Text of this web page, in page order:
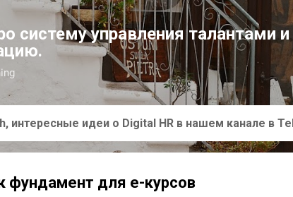
К основному контенту
систему управления талантами и
интересные идеи о Digital HR в нашем канале в
фундамент для е-курсов